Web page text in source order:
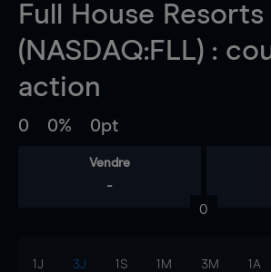
Full House
(NASDAQ:FLL) :
action
0 0% 0pt
Vendre
-
0
1J 3J 1S 1M 3M 1A